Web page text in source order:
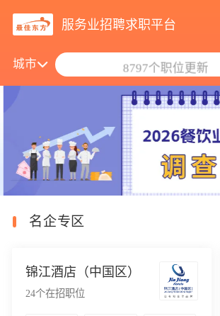
服务业招聘求职平台
城市 8797个职位更新
名企专区
锦江酒店（中国区）
24个在招职位